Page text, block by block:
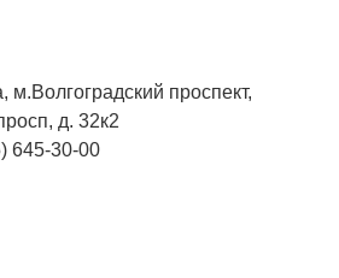
м.Волгоградский проспект,
д. 32к2
645-30-00